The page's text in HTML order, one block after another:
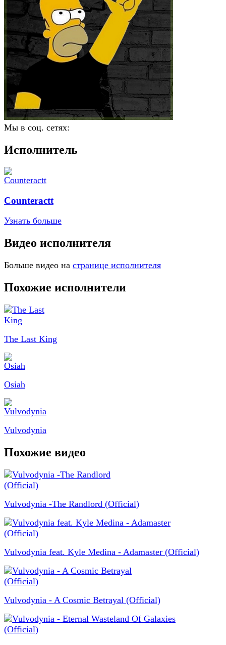
Мы в соц. сетях:
Исполнитель
Counteractt
Узнать больше
Видео исполнителя
Больше видео на странице исполнителя
Похожие исполнители
The Last King
Osiah
Vulvodynia
Похожие видео
Vulvodynia -The Randlord (Official)
Vulvodynia feat. Kyle Medina - Adamaster (Official)
Vulvodynia - A Cosmic Betrayal (Official)